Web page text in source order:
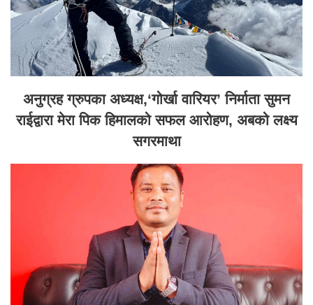
अनुग्रह ग्रुपका अध्यक्ष,‘गोर्खा वारियर’ निर्माता सुमन
राईद्वारा मेरा पिक हिमालको सफल आरोहण, अबको लक्ष्य
सगरमाथा